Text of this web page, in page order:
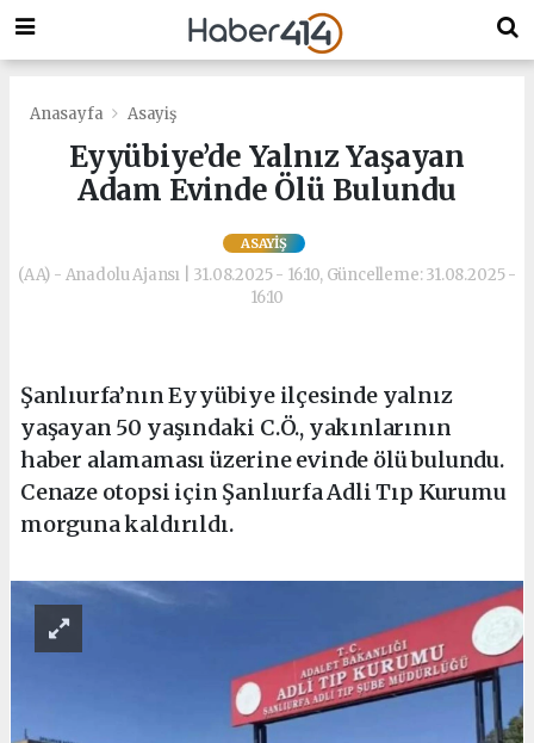
Anasayfa Asayiş
Eyyübiye’de Yalnız Yaşayan
Adam Evinde Ölü Bulundu
ASAYIŞ
(AA) - Anadolu Ajansı | 31.08.2025 - 16:10, Güncelleme: 31.08.2025 -
16:10
Şanlıurfa’nın Eyyübiye ilçesinde yalnız
yaşayan 50 yaşındaki C.Ö., yakınlarının
haber alamaması üzerine evinde ölü bulundu.
Cenaze otopsi için Şanlıurfa Adli Tıp Kurumu
morguna kaldırıldı.